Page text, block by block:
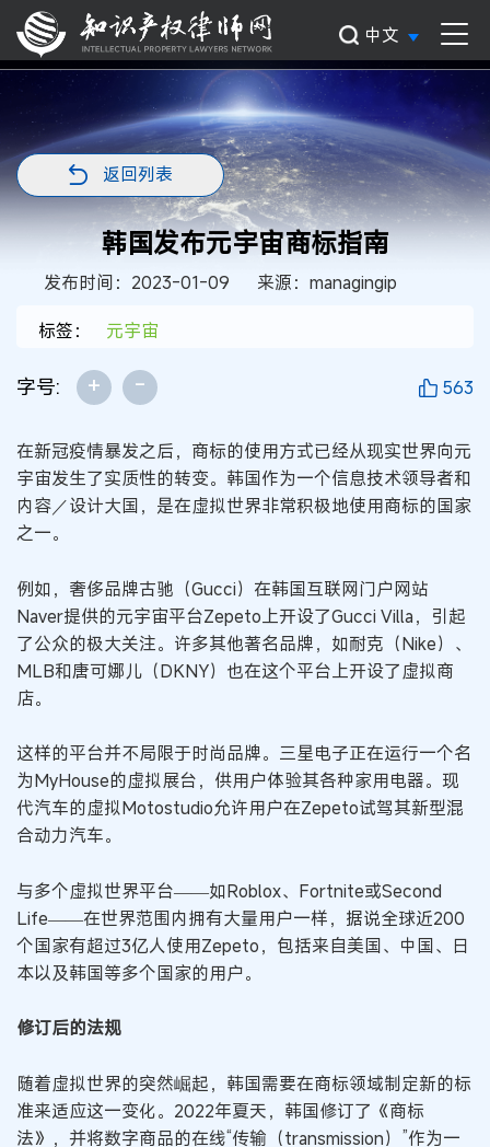
中文
返回列表
韩国发布元宇宙商标指南
发布时间：2023-01-09
来源：managingip
标签：
元宇宙
字号: + - 563
在新冠疫情暴发之后，商标的使用方式已经从现实世界向元
宇宙发生了实质性的转变。韩国作为一个信息技术领导者和
内容／设计大国，是在虚拟世界非常积极地使用商标的国家
之一。
例如，奢侈品牌古驰（Gucci）在韩国互联网门户网站
Naver提供的元宇宙平台Zepeto上开设了Gucci Villa，引起
了公众的极大关注。许多其他著名品牌，如耐克（Nike）、
MLB和唐可娜儿（DKNY）也在这个平台上开设了虚拟商
店。
这样的平台并不局限于时尚品牌。三星电子正在运行一个名
为MyHouse的虚拟展台，供用户体验其各种家用电器。现
代汽车的虚拟Motostudio允许用户在Zepeto试驾其新型混
合动力汽车。
与多个虚拟世界平台——如Roblox、Fortnite或Second
Life——在世界范围内拥有大量用户一样，据说全球近200
个国家有超过3亿人使用Zepeto，包括来自美国、中国、日
本以及韩国等多个国家的用户。
修订后的法规
随着虚拟世界的突然崛起，韩国需要在商标领域制定新的标
准来适应这一变化。2022年夏天，韩国修订了《商标
法》，并将数字商品的在线“传输（transmission）”作为一